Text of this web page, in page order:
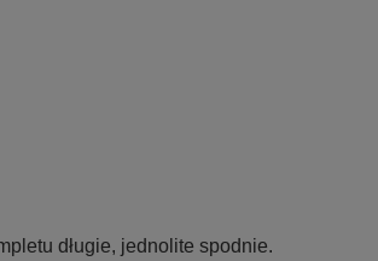
długie, jednolite spodnie.